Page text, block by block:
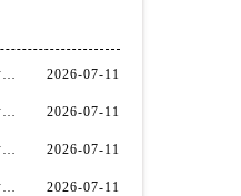
亲身探访名士常州官方售后服务中心｜全新官方服务电话与地址（2026年7月最新） 2026-07-11
亲身探访名士嘉兴官方售后服务中心｜全新地址和售后电话（2026年7月最新） 2026-07-11
亲身探访名士苏州官方售后服务中心｜服务热线与门店详细地址（2026年7月最新） 2026-07-11
亲身探访名士贵阳官方售后服务中心｜网点地址与电话（2026年7月最新） 2026-07-11